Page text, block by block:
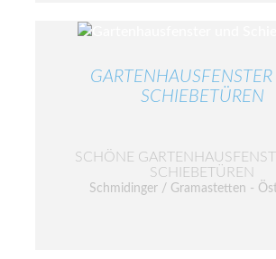
SCHIEBETÜREN
SCHÖNE
SCHIEBETÜREN
Schmidinger / Gramastetten -